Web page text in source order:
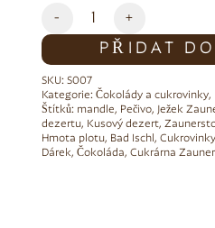
- +
PŘIDAT
Alternative:
SKU: S007
Kategorie: Čokolády a cukrovinky,
Štítků: mandle, Pečivo, Ježek
dezertu, Kusový dezert,
Hmota plotu, Bad Ischl , Cukrovinky
Dárek, Čokoláda, Cukrárna Zauner